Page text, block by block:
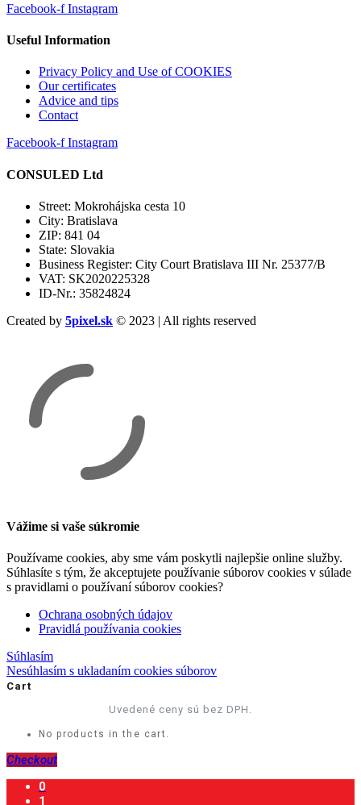
Facebook-f Instagram
Useful Information
Privacy Policy and Use of COOKIES
Our certificates
Advice and tips
Contact
Facebook-f Instagram
CONSULED Ltd
Street: Mokrohájska cesta 10
City: Bratislava
ZIP: 841 04
State: Slovakia
Business Register: City Court Bratislava III Nr. 25377/B
VAT: SK2020225328
ID-Nr.: 35824824
Created by 5pixel.sk © 2023 | All rights reserved
Vážime si vaše súkromie
Používame cookies, aby sme vám poskytli najlepšie online služby.
Súhlasíte s tým, že akceptujete používanie súborov cookies v súlade
s pravidlami o používaní súborov cookies?
Ochrana osobných údajov
Pravidlá používania cookies
Súhlasím
Nesúhlasím s ukladaním cookies súborov
Cart
Uvedené ceny sú bez DPH.
No products in the cart.
Checkout
0
1